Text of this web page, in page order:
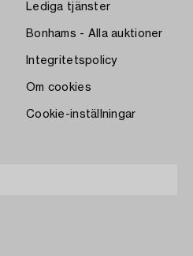
Lediga tjänster
Bonhams - Alla auktioner
Integritetspolicy
Om cookies
Cookie-inställningar